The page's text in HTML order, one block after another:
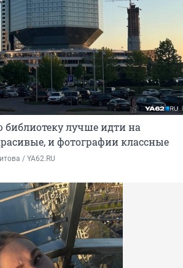
лучше идти на
и фотографии классные
/ YA62.RU